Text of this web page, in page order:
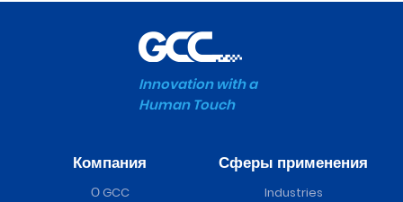
Innovation with a
Human Touch
Компания
О GCC
Сферы применения
Industries